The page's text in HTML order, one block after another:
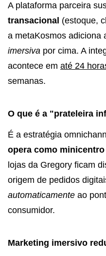
A plataforma parceira
transacional (estoque,
a metaKosmos adiciona
imersiva por cima. A
acontece em até 24
semanas.
O que é a "prateleira
É a estratégia
opera como
lojas da Gregory ficam
origem de pedidos
automaticamente ao
consumidor.
Marketing imersivo